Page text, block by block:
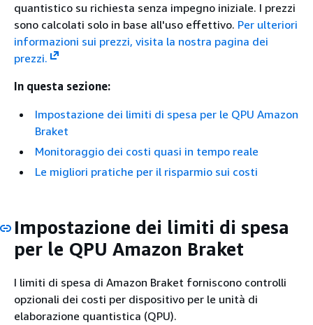
quantistico su richiesta senza impegno iniziale. I prezzi
sono calcolati solo in base all'uso effettivo. Per ulteriori
informazioni sui prezzi, visita la nostra pagina dei
prezzi.
In questa sezione:
Impostazione dei limiti di spesa per le QPU Amazon
Braket
Monitoraggio dei costi quasi in tempo reale
Le migliori pratiche per il risparmio sui costi
Impostazione dei limiti di spesa
per le QPU Amazon Braket
I limiti di spesa di Amazon Braket forniscono controlli
opzionali dei costi per dispositivo per le unità di
elaborazione quantistica (QPU).